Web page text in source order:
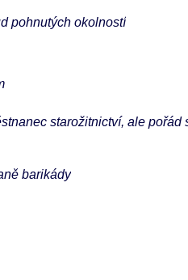
pohnutých okolností
starožitnictví, ale pořád
barikády